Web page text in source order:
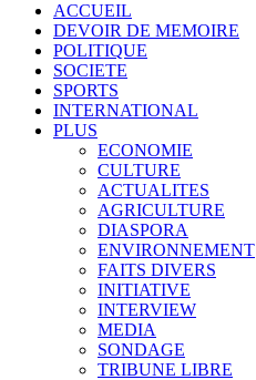
ACCUEIL
DEVOIR DE MEMOIRE
POLITIQUE
SOCIETE
SPORTS
INTERNATIONAL
PLUS
ECONOMIE
CULTURE
ACTUALITES
AGRICULTURE
DIASPORA
ENVIRONNEMENT
FAITS DIVERS
INITIATIVE
INTERVIEW
MEDIA
SONDAGE
TRIBUNE LIBRE